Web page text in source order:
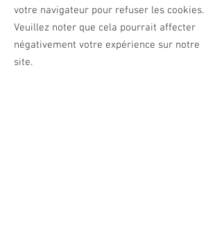
votre navigateur pour refuser les cookies.
Veuillez noter que cela pourrait affecter
négativement votre expérience sur notre
site.